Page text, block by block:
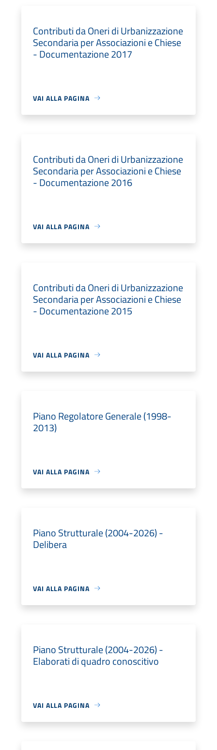
Contributi da Oneri di Urbanizzazione
Secondaria per Associazioni e Chiese
- Documentazione 2017
VAI ALLA PAGINA
Contributi da Oneri di Urbanizzazione
Secondaria per Associazioni e Chiese
- Documentazione 2016
VAI ALLA PAGINA
Contributi da Oneri di Urbanizzazione
Secondaria per Associazioni e Chiese
- Documentazione 2015
VAI ALLA PAGINA
Piano Regolatore Generale (1998-
2013)
VAI ALLA PAGINA
Piano Strutturale (2004-2026) -
Delibera
VAI ALLA PAGINA
Piano Strutturale (2004-2026) -
Elaborati di quadro conoscitivo
VAI ALLA PAGINA